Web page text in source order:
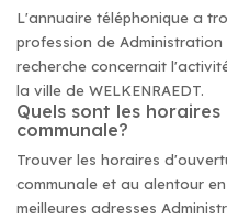
L'annuaire téléphonique a
profession de Administration
recherche concernait
la ville de WELKENRAEDT.
Quels sont les
communale?
Trouver les horaires
communale et au alentour
meilleures adresses